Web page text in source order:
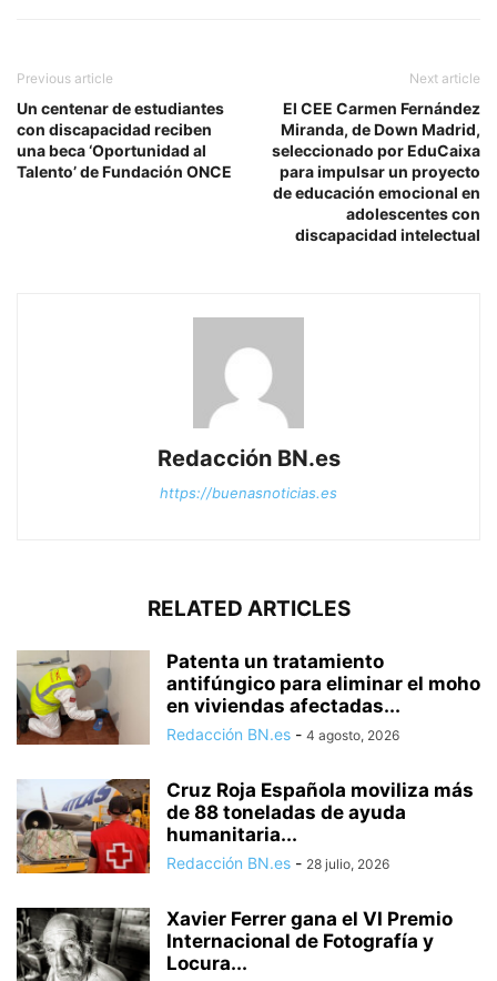
Previous article
Un centenar de estudiantes
con discapacidad reciben
una beca ‘Oportunidad al
Talento’ de Fundación ONCE
Next article
El CEE Carmen Fernández
Miranda, de Down Madrid,
seleccionado por EduCaixa
para impulsar un proyecto
de educación emocional en
adolescentes con
discapacidad intelectual
Redacción BN.es
https://buenasnoticias.es
RELATED ARTICLES
Patenta un tratamiento
antifúngico para eliminar el moho
en viviendas afectadas...
Redacción BN.es - 4 agosto, 2026
Cruz Roja Española moviliza más
de 88 toneladas de ayuda
humanitaria...
Redacción BN.es - 28 julio, 2026
Xavier Ferrer gana el VI Premio
Internacional de Fotografía y
Locura...